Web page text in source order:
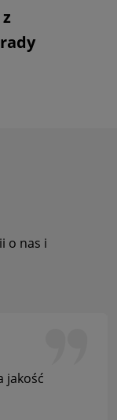
o nas i
jakość